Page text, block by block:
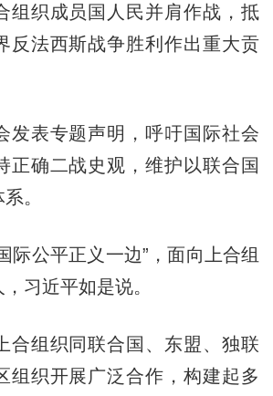
织成员国人民并肩作战，抵
反法西斯战争胜利作出重大贡
表专题声明，呼吁国际社会
正确二战史观，维护以联合国
。
公平正义一边”，面向上合组
习近平如是说。
组织同联合国、东盟、独联
组织开展广泛合作，构建起多